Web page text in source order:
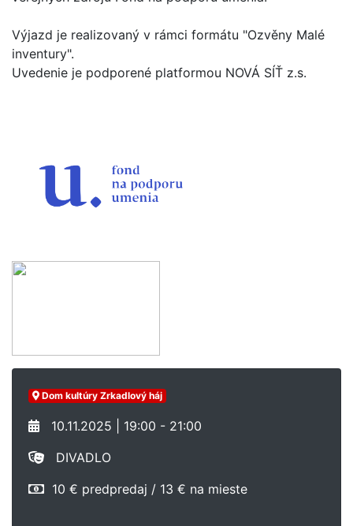
Výjazd je realizovaný v rámci formátu "Ozvěny Malé
inventury".
Uvedenie je podporené platformou NOVÁ SÍŤ z.s.
Dom kultúry Zrkadlový háj
10.11.2025 | 19:00 - 21:00
DIVADLO
10 € predpredaj / 13 € na mieste